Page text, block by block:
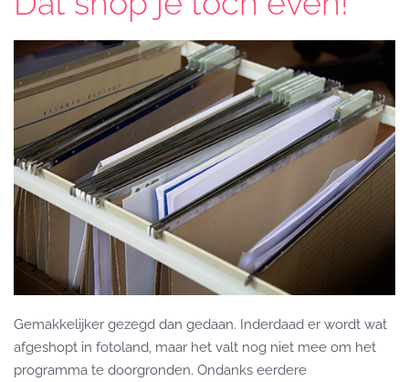
Gemakkelijker gezegd dan gedaan. Inderdaad er wordt wat
afgeshopt in fotoland, maar het valt nog niet mee om het
programma te doorgronden. Ondanks eerdere